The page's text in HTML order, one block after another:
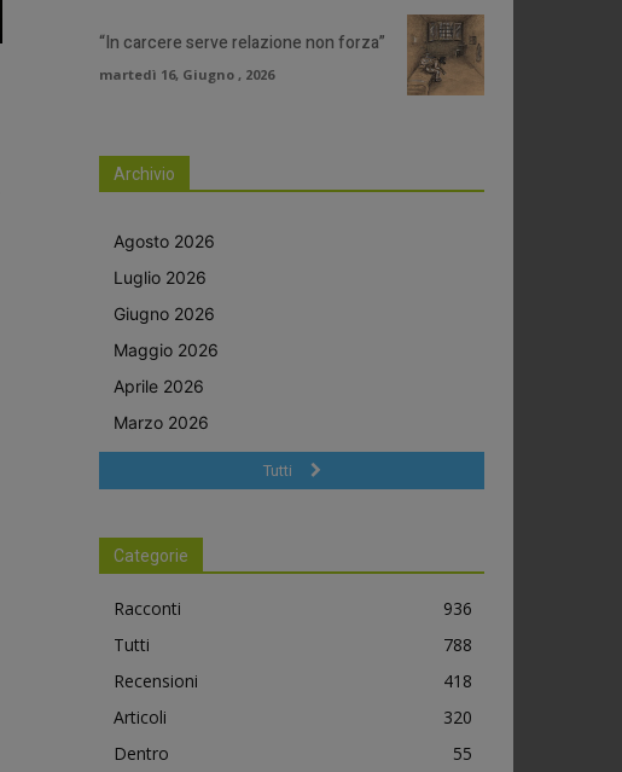
“In carcere serve relazione non forza”
martedì 16, Giugno , 2026
Archivio
Agosto 2026
Luglio 2026
Giugno 2026
Maggio 2026
Aprile 2026
Marzo 2026
Tutti
Categorie
Racconti
936
Tutti
788
Recensioni
418
Articoli
320
Dentro
55